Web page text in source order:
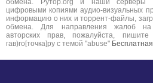
обмена. Рутор.org и наши серверы
цифровыми копиями аудио-визуальных
информацию о них и торрент-файлы,
обмена. Для направления жалоб на
авторских прав, пожалуйста,
гав)ro[точка]ру с темой "abuse"